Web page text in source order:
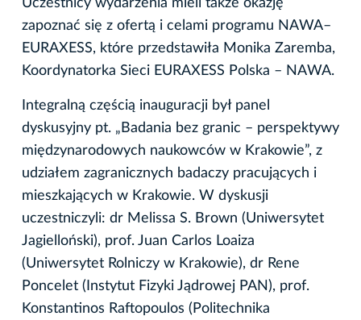
Uczestnicy wydarzenia mieli także okazję
zapoznać się z ofertą i celami programu NAWA–
EURAXESS, które przedstawiła Monika Zaremba,
Koordynatorka Sieci EURAXESS Polska – NAWA.
Integralną częścią inauguracji był panel
dyskusyjny pt. „Badania bez granic – perspektywy
międzynarodowych naukowców w Krakowie”, z
udziałem zagranicznych badaczy pracujących i
mieszkających w Krakowie. W dyskusji
uczestniczyli: dr Melissa S. Brown (Uniwersytet
Jagielloński), prof. Juan Carlos Loaiza
(Uniwersytet Rolniczy w Krakowie), dr Rene
Poncelet (Instytut Fizyki Jądrowej PAN), prof.
Konstantinos Raftopoulos (Politechnika